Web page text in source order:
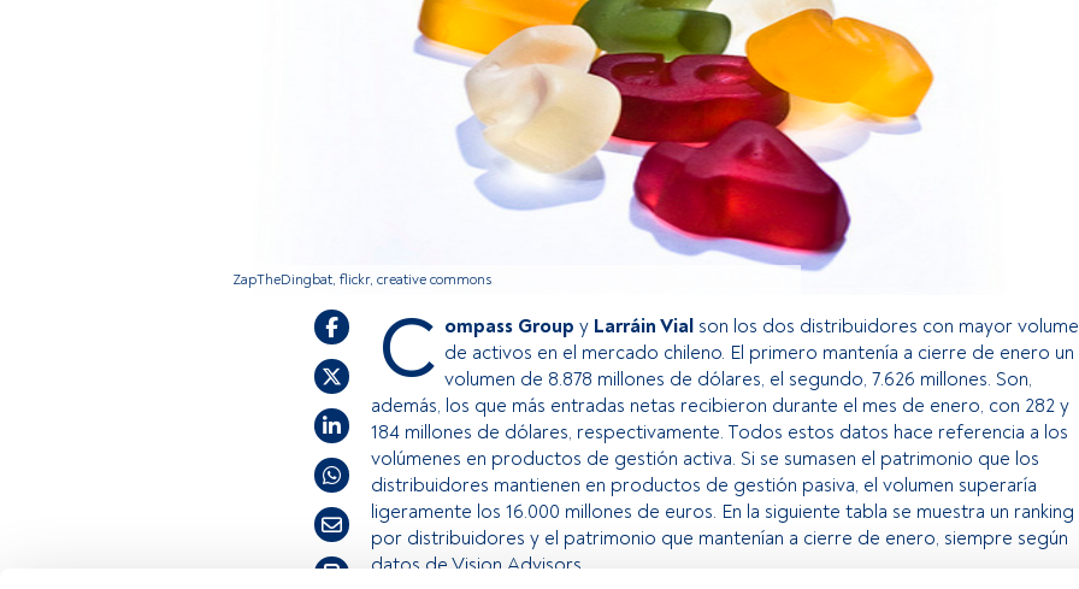
ZapTheDingbat, flickr, creative commons
C ompass Group y Larráin Vial son los dos distribuidores con mayor
de activos en el mercado chileno. El primero mantenía a cierre de enero un
volumen de 8.878 millones de dólares, el segundo, 7.626 millones. Son,
además, los que más entradas netas recibieron durante el mes de enero, con 282 y
184 millones de dólares, respectivamente. Todos estos datos hace referencia a los
volúmenes en productos de gestión activa. Si se sumasen el patrimonio que los
distribuidores mantienen en productos de gestión pasiva, el volumen superaría
ligeramente los 16.000 millones de euros. En la siguiente tabla se muestra un ranking
por distribuidores y el patrimonio que mantenían a cierre de enero, siempre según
datos de Vision Advisors.